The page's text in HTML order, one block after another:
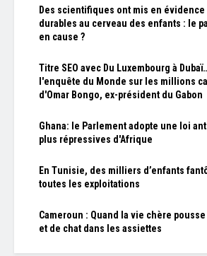
Des scientifiques ont mis en
durables au cerveau des enfants : le
en cause ?
Titre SEO avec Du Luxembourg à
l'enquête du Monde sur les millions
d'Omar Bongo, ex-président du Gabon
Ghana: le Parlement adopte une loi
plus répressives d'Afrique
En Tunisie, des milliers d’enfants
toutes les exploitations
Cameroun : Quand la vie chère
et de chat dans les assiettes